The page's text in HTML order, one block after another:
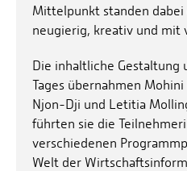
Mittelpunkt standen
neugierig, kreativ und mit
Die inhaltliche Gestaltung
Tages übernahmen
Njon-Dji und Letitia
führten sie die
verschiedenen
Welt der